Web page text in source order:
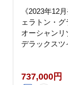
《2023年12
ェラトン・グ
オーシャン
デラックスツ
737,000円